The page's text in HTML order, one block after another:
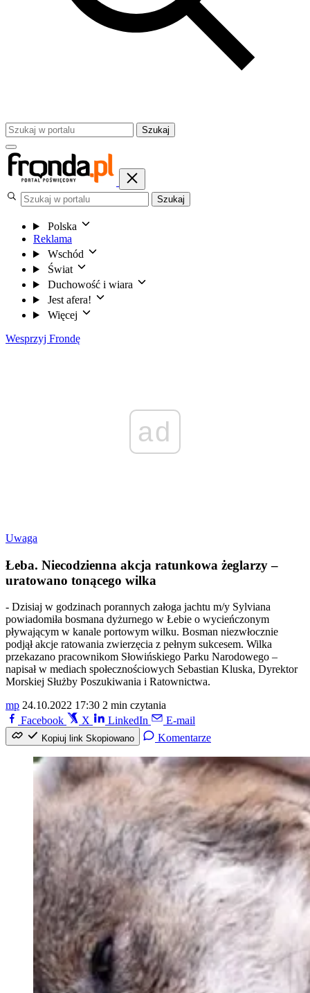
Szukaj
Szukaj
Polska
Reklama
Wschód
Świat
Duchowość i wiara
Jest afera!
Więcej
Wesprzyj Frondę
ad
Uwaga
Łeba. Niecodzienna akcja ratunkowa żeglarzy –
uratowano tonącego wilka
- Dzisiaj w godzinach porannych załoga jachtu m/y Sylviana
powiadomiła bosmana dyżurnego w Łebie o wycieńczonym
pływającym w kanale portowym wilku. Bosman niezwłocznie
podjął akcje ratowania zwierzęcia z pełnym sukcesem. Wilka
przekazano pracownikom Słowińskiego Parku Narodowego –
napisał w mediach społecznościowych Sebastian Kluska, Dyrektor
Morskiej Służby Poszukiwania i Ratownictwa.
mp 24.10.2022 17:30 2 min czytania
Facebook
X LinkedIn E-mail
Kopiuj link Skopiowano Komentarze